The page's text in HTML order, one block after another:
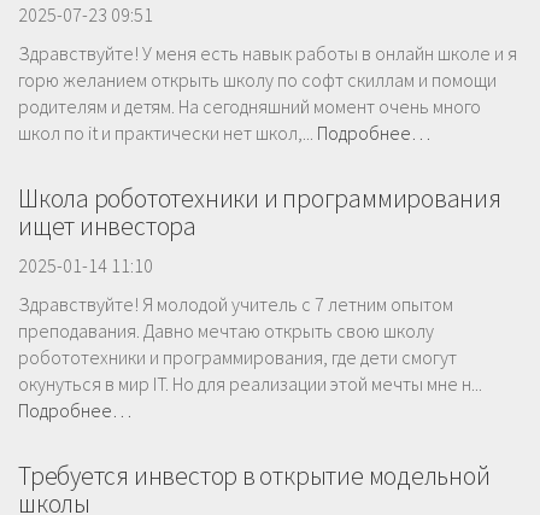
2025-07-23 09:51
Здравствуйте! У меня есть навык работы в онлайн школе и я
горю желанием открыть школу по софт скиллам и помощи
родителям и детям. На сегодняшний момент очень много
школ по it и практически нет школ,... Подробнее…
Школа робототехники и программирования
ищет инвестора
2025-01-14 11:10
Здравствуйте! Я молодой учитель с 7 летним опытом
преподавания. Давно мечтаю открыть свою школу
робототехники и программирования, где дети смогут
окунуться в мир IT. Но для реализации этой мечты мне н...
Подробнее…
Требуется инвестор в открытие модельной
школы